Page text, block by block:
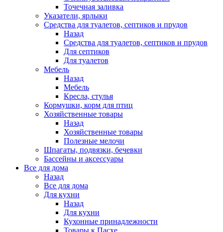
Точечная заливка
Указатели, ярлыки
Средства для туалетов, септиков и прудов
Назад
Средства для туалетов, септиков и прудов
Для септиков
Для туалетов
Мебель
Назад
Мебель
Кресла, стулья
Кормушки, корм для птиц
Хозяйственные товары
Назад
Хозяйственные товары
Полезные мелочи
Шпагаты, подвязки, бечевки
Бассейны и аксессуары
Все для дома
Назад
Все для дома
Для кухни
Назад
Для кухни
Кухонные принадлежности
Товары к Пасхе